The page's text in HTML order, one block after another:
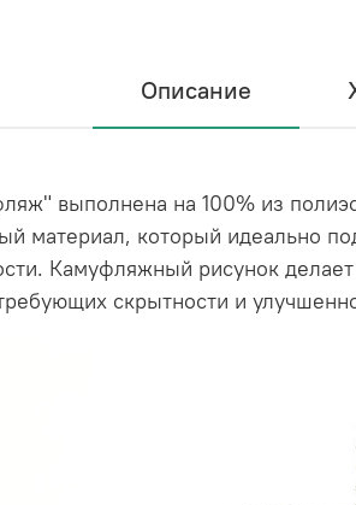
Описание
выполнена на 100% из
материал, который идеально
Камуфляжный рисунок
скрытности и